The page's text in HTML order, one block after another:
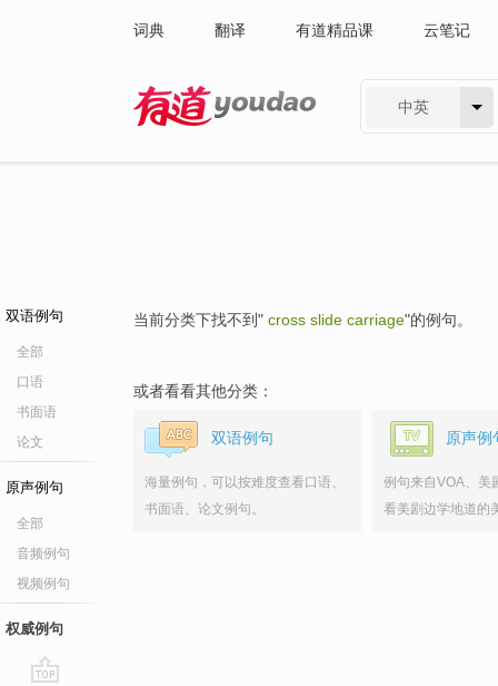
词典 翻译 有道精品课 云笔记
中英
双语例句
全部
口语
书面语
论文
原声例句
全部
音频例句
视频例句
权威例句
当前分类下找不到" cross slide carriage"的例句。
或者看看其他分类：
双语例句
海量例句，可以按难度查看口语、
书面语、论文例句。
原声例
例句来自VOA、美
看美剧边学地道的